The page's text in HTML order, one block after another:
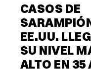
CASOS DE
EE.UU.
SU NIVEL
ALTO EN 35